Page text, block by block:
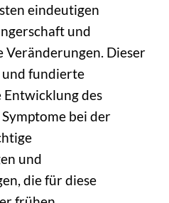
eindeutigen
und
Veränderungen. Dieser
und fundierte
des
bei der
und
die für diese